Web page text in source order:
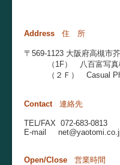
Address 住 所
〒569-1123 大阪府高槻市
（1F） 八百富写真
（２Ｆ） Casual
Contact 連絡先
TEL/FAX 072-683-0813
E-mail
Open/Close 営業時間